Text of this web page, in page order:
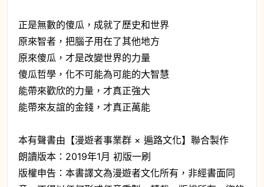
正是無數的傻瓜，成就了歷史和世界
原來智者，把腦子用在了其他地方
原來傻瓜，才是改變世界的力量
傻瓜哲學，化不可能為可能的大智慧
能帶來歡欣的力量，才真正強大
能帶來友誼的金錢，才真正萬能
本有聲書由【漫遊者事業群 × 遍路文化】聯合製作
朗讀版本：2019年1月 初版一刷
版權申告：本書譯文為漫遊者文化所有，非經書面同